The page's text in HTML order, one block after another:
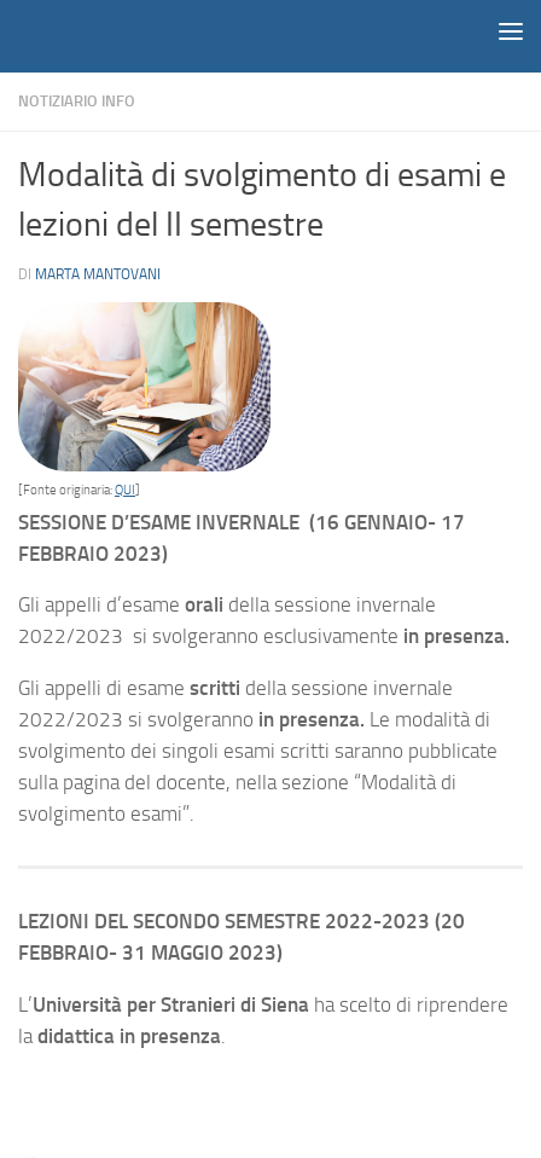
NOTIZIARIO INFO
Modalità di svolgimento di esami e
lezioni del II semestre
DI MARTA MANTOVANI
[Fonte originaria:QUI]
SESSIONE D’ESAME INVERNALE (16 GENNAIO- 17
FEBBRAIO 2023)
Gli appelli d’esame orali della sessione invernale
2022/2023 si svolgeranno esclusivamente in presenza.
Gli appelli di esame scritti della sessione invernale
2022/2023 si svolgeranno in presenza. Le modalità di
svolgimento dei singoli esami scritti saranno pubblicate
sulla pagina del docente, nella sezione “Modalità di
svolgimento esami”.
LEZIONI DEL SECONDO SEMESTRE 2022-2023 (20
FEBBRAIO- 31 MAGGIO 2023)
L’Università per Stranieri di Siena ha scelto di riprendere
la didattica in presenza